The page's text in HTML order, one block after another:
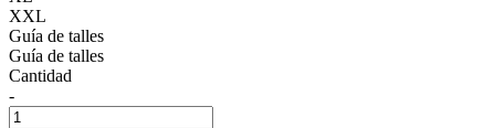
XXL
Guía de talles
Guía de talles
Cantidad
-